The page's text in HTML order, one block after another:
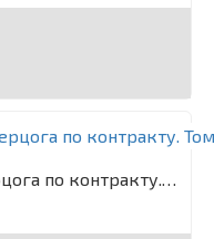
Манхва Лериана, невеста герцога по контракту. Том 3